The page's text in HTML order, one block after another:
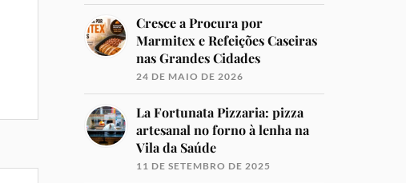
Cresce a Procura por
Marmitex e Refeições Caseiras
nas Grandes Cidades
24 DE MAIO DE 2026
La Fortunata Pizzaria: pizza
artesanal no forno à lenha na
Vila da Saúde
11 DE SETEMBRO DE 2025